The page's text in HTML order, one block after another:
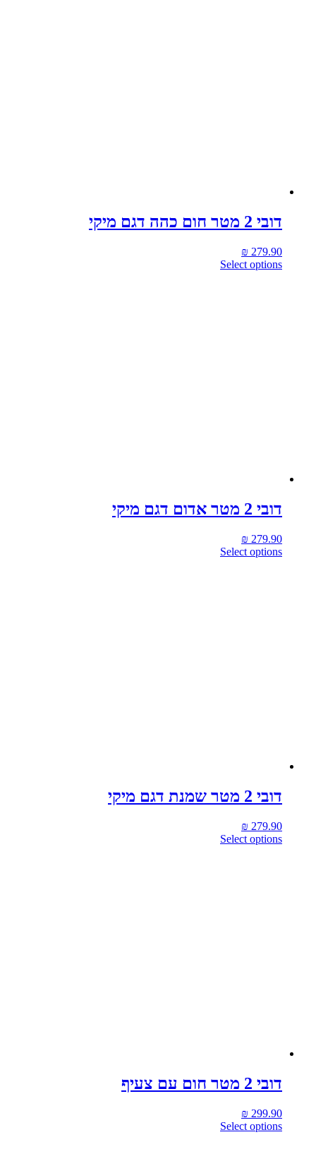
דובי 2 מטר חום כהה דגם מיקי
₪ 279.90
Select options
דובי 2 מטר אדום דגם מיקי
₪ 279.90
Select options
דובי 2 מטר שמנת דגם מיקי
₪ 279.90
Select options
דובי 2 מטר חום עם צעיף
₪ 299.90
Select options